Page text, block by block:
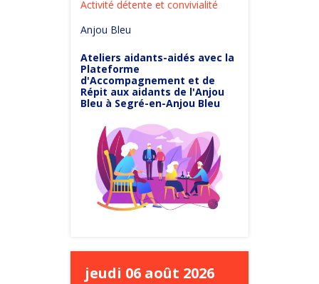
Activité détente et convivialité
Anjou Bleu
Ateliers aidants-aidés avec la
Plateforme
d'Accompagnement et de
Répit aux aidants de l'Anjou
Bleu à Segré-en-Anjou Bleu
jeudi 06 août 2026